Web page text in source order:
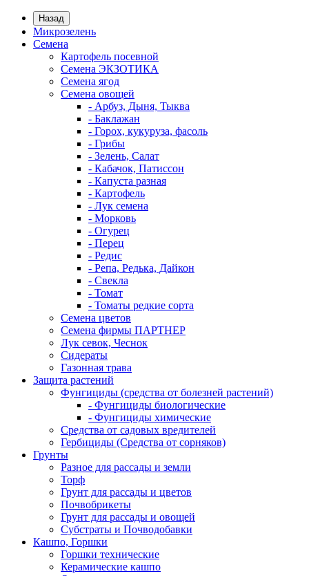
Назад
Микрозелень
Семена
Картофель посевной
Семена ЭКЗОТИКА
Семена ягод
Семена овощей
- Арбуз, Дыня, Тыква
- Баклажан
- Горох, кукуруза, фасоль
- Грибы
- Зелень, Салат
- Кабачок, Патиссон
- Капуста разная
- Картофель
- Лук семена
- Морковь
- Огурец
- Перец
- Редис
- Репа, Редька, Дайкон
- Свекла
- Томат
- Томаты редкие сорта
Семена цветов
Семена фирмы ПАРТНЕР
Лук севок, Чеснок
Сидераты
Газонная трава
Защита растений
Фунгициды (средства от болезней растений)
- Фунгициды биологические
- Фунгициды химические
Средства от садовых вредителей
Гербициды (Средства от сорняков)
Грунты
Разное для рассады и земли
Торф
Грунт для рассады и цветов
Почвобрикеты
Грунт для рассады и овощей
Субстраты и Почводобавки
Кашпо, Горшки
Горшки технические
Керамические кашпо